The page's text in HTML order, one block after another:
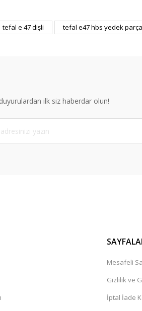
için teşekkür ederiz.
diğer sitelerden daha pahalı.
benzer farklı alternatifler olmalı.
tefal e 47 dişli tefal e47 hbs yedek parça
ilk siz haberdar olun!
Mesafeli
Gizlilik ve
İptal İade